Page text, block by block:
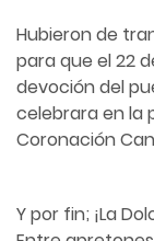
Hubieron de
para que el 22
devoción del
celebrara en la
Coronación
Y por fin; ¡La